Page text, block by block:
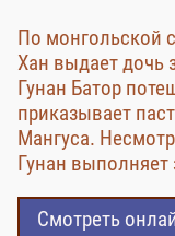
По монгольской
Хан выдает дочь
Гунан Батор
приказывает
Мангуса.
Гунан выполняет
Смотреть